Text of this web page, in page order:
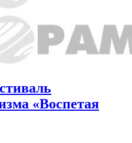
«Воспетая